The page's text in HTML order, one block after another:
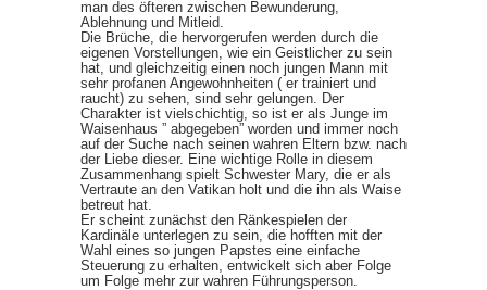
man des öfteren zwischen Bewunderung,
Ablehnung und Mitleid.
Die Brüche, die hervorgerufen werden durch die
eigenen Vorstellungen, wie ein Geistlicher zu sein
hat, und gleichzeitig einen noch jungen Mann mit
sehr profanen Angewohnheiten ( er trainiert und
raucht) zu sehen, sind sehr gelungen. Der
Charakter ist vielschichtig, so ist er als Junge im
Waisenhaus ” abgegeben” worden und immer noch
auf der Suche nach seinen wahren Eltern bzw. nach
der Liebe dieser. Eine wichtige Rolle in diesem
Zusammenhang spielt Schwester Mary, die er als
Vertraute an den Vatikan holt und die ihn als Waise
betreut hat.
Er scheint zunächst den Ränkespielen der
Kardinäle unterlegen zu sein, die hofften mit der
Wahl eines so jungen Papstes eine einfache
Steuerung zu erhalten, entwickelt sich aber Folge
um Folge mehr zur wahren Führungsperson.